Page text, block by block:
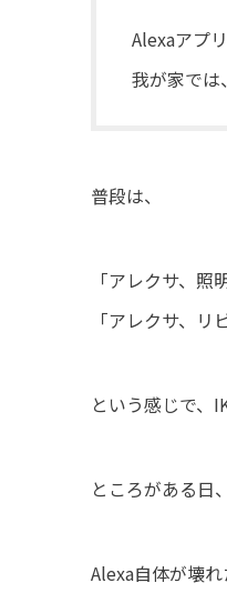
Alexaアプ
我が家では
普段は、
「アレクサ、照
「アレクサ、リ
という感じで、
ところがある日
Alexa自体が壊れ